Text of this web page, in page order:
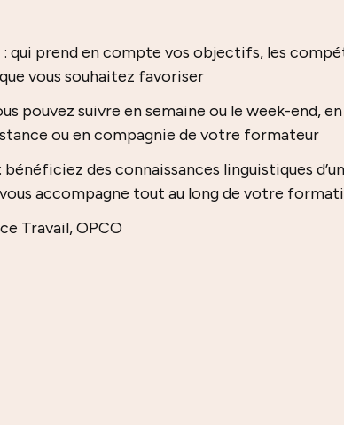
: qui prend en compte vos objectifs, les
vous souhaitez favoriser
pouvez suivre en semaine ou le week-end,
ou en compagnie de votre formateur
: bénéficiez des connaissances linguistiques
vous accompagne tout au long de votre
Travail, OPCO